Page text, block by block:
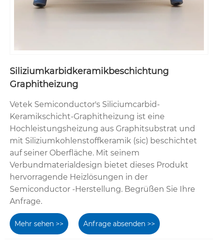
Siliziumkarbidkeramikbeschichtung
Graphitheizung
Vetek Semiconductor's Siliciumcarbid-
Keramikschicht-Graphitheizung ist eine
Hochleistungsheizung aus Graphitsubstrat und
mit Siliziumkohlenstoffkeramik (sic) beschichtet
auf seiner Oberfläche. Mit seinem
Verbundmaterialdesign bietet dieses Produkt
hervorragende Heizlösungen in der
Semiconductor -Herstellung. Begrüßen Sie Ihre
Anfrage.
Mehr sehen >> Anfrage absenden >>